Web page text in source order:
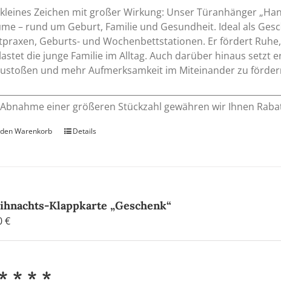
Zeichen mit großer Wirkung: Unser Türanhänger
– rund um Geburt, Familie und Gesundheit. Ideal als
Geburts- und Wochenbettstationen. Er fördert
die junge Familie im Alltag. Auch darüber hinaus setzt
und mehr Aufmerksamkeit im Miteinander zu
einer größeren Stückzahl gewähren wir Ihnen
Warenkorb Details
Klappkarte „Geschenk“
€
* * *